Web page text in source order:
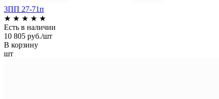
3ПП 27-71п
★ ★ ★ ★ ★
Есть в наличии
10 805 руб./шт
В корзину
шт